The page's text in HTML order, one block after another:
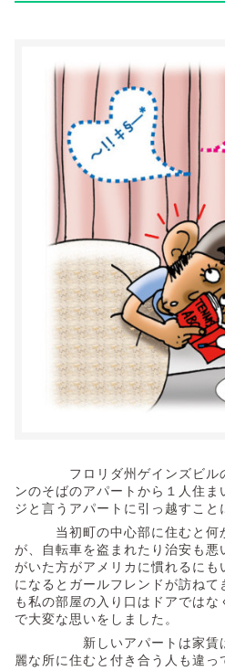
フロリダ州ゲインズビルの
ンのそばのアパートから１人住
ジと言うアパートに引っ越すこと
当初町の中心部に住むと何か
が、自転車を盗まれたり治安も悪
がいた方がアメリカに慣れるにも
になるとガールフレンドが訪ね
も私の部屋の入り口はドアでは
で大変な思いをしました。
新しいアパートは家賃は
麗な所に住むと付き合う人も違っ